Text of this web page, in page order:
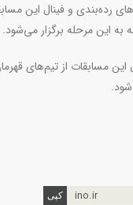
دیدارهای رده‌بندی و فینال این
به این مرحله برگزار می‌شود.
این مسابقات از تیم‌های
ino.ir